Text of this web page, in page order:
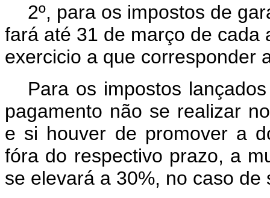
2º, para os impostos de
fará até 31 de março de cada
exercicio a que corresponder
Para os impostos
pagamento não se realizar
e si houver de promover a
fóra do respectivo prazo, a
se elevará a 30%, no caso